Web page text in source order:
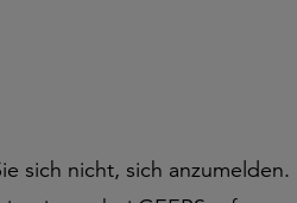
sich nicht, sich anzumelden.